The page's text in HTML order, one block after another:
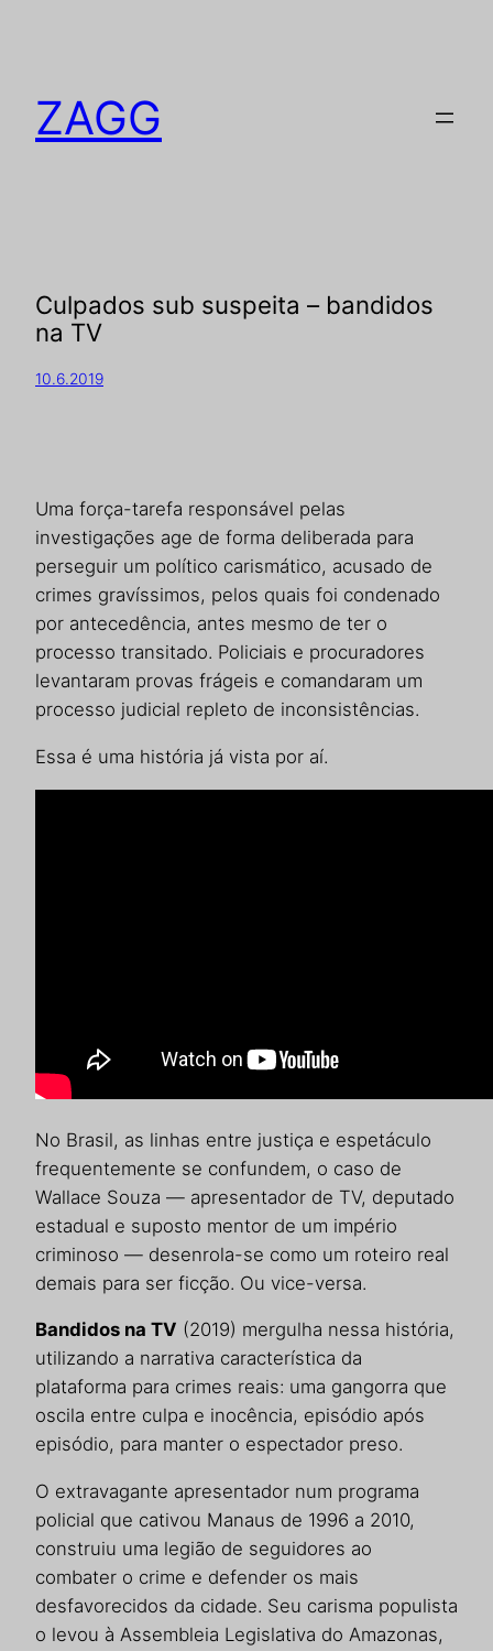
ZAGG
Culpados sub suspeita – bandidos
na TV
10.6.2019
Uma força-tarefa responsável pelas
investigações age de forma deliberada para
perseguir um político carismático, acusado de
crimes gravíssimos, pelos quais foi condenado
por antecedência, antes mesmo de ter o
processo transitado. Policiais e procuradores
levantaram provas frágeis e comandaram um
processo judicial repleto de inconsistências.
Essa é uma história já vista por aí.
No Brasil, as linhas entre justiça e espetáculo
frequentemente se confundem, o caso de
Wallace Souza — apresentador de TV, deputado
estadual e suposto mentor de um império
criminoso — desenrola-se como um roteiro real
demais para ser ficção. Ou vice-versa.
Bandidos na TV (2019) mergulha nessa história,
utilizando a narrativa característica da
plataforma para crimes reais: uma gangorra que
oscila entre culpa e inocência, episódio após
episódio, para manter o espectador preso.
O extravagante apresentador num programa
policial que cativou Manaus de 1996 a 2010,
construiu uma legião de seguidores ao
combater o crime e defender os mais
desfavorecidos da cidade. Seu carisma populista
o levou à Assembleia Legislativa do Amazonas,